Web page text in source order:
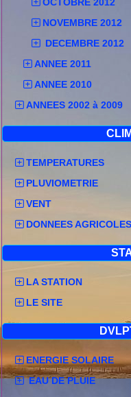
NOVEMBRE 2012
DECEMBRE 2012
ANNEE 2011
ANNEE 2010
ANNEES 2002 à 2009
TEMPERATURES
PLUVIOMETRIE
VENT
DONNEES AGRICOLES
LA STATION
LE SITE
ENERGIE SOLAIRE
EAU DE PLUIE